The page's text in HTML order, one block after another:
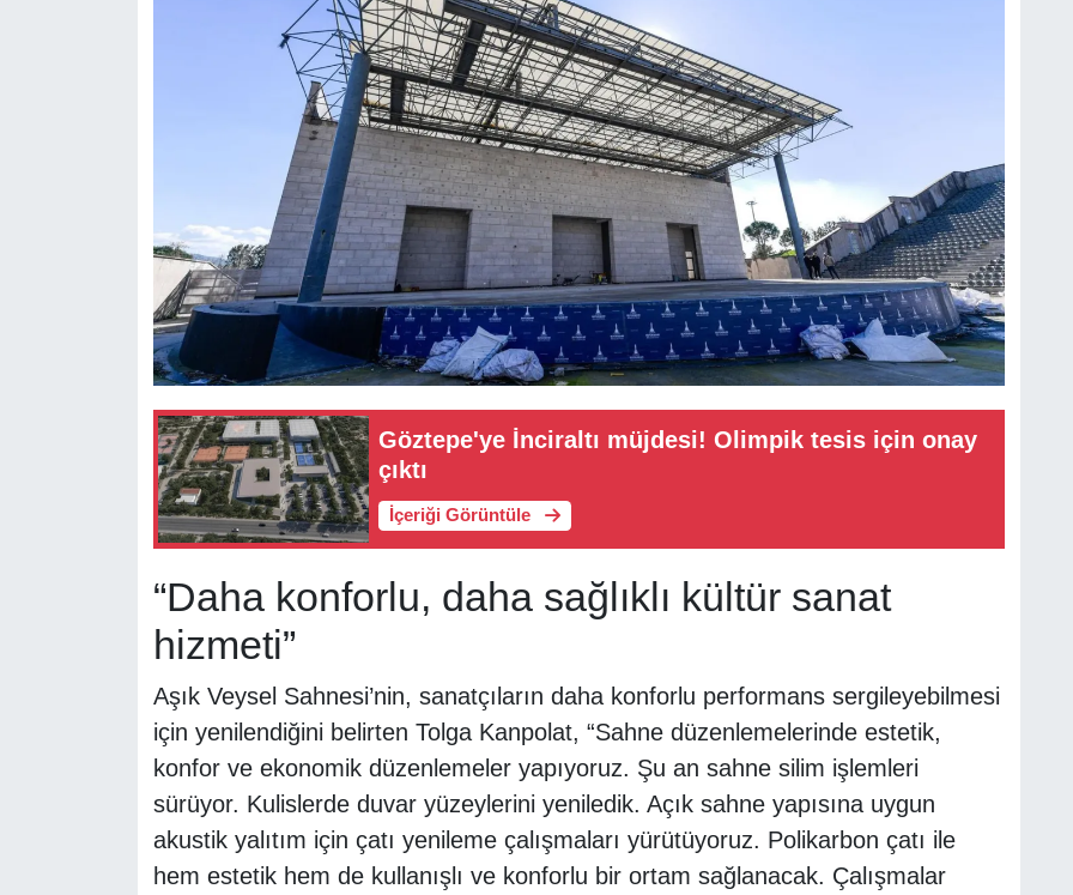
Göztepe'ye İnciraltı müjdesi! Olimpik tesis için onay
çıktı
İçeriği Görüntüle
“Daha konforlu, daha sağlıklı kültür sanat
hizmeti”
Aşık Veysel Sahnesi’nin, sanatçıların daha konforlu performans sergileyebilmesi
için yenilendiğini belirten Tolga Kanpolat, “Sahne düzenlemelerinde estetik,
konfor ve ekonomik düzenlemeler yapıyoruz. Şu an sahne silim işlemleri
sürüyor. Kulislerde duvar yüzeylerini yeniledik. Açık sahne yapısına uygun
akustik yalıtım için çatı yenileme çalışmaları yürütüyoruz. Polikarbon çatı ile
hem estetik hem de kullanışlı ve konforlu bir ortam sağlanacak. Çalışmalar